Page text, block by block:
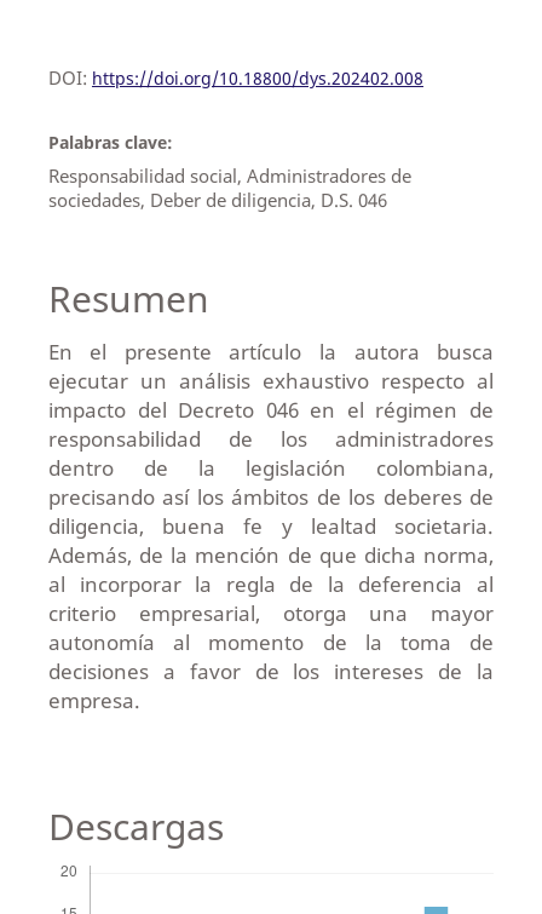
DOI: https://doi.org/10.18800/dys.202402.008
Palabras clave:
Responsabilidad social, Administradores de
sociedades, Deber de diligencia, D.S. 046
Resumen
En el presente artículo la autora busca
ejecutar un análisis exhaustivo respecto al
impacto del Decreto 046 en el régimen de
responsabilidad de los administradores
dentro de la legislación colombiana,
precisando así los ámbitos de los deberes de
diligencia, buena fe y lealtad societaria.
Además, de la mención de que dicha norma,
al incorporar la regla de la deferencia al
criterio empresarial, otorga una mayor
autonomía al momento de la toma de
decisiones a favor de los intereses de la
empresa.
Descargas